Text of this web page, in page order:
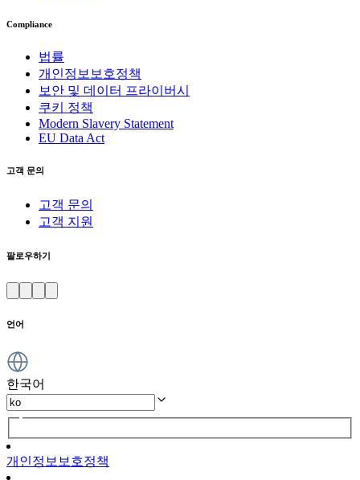
Compliance
법률
개인정보보호정책
보안 및 데이터 프라이버시
쿠키 정책
Modern Slavery Statement
EU Data Act
고객 문의
고객 문의
고객 지원
팔로우하기
언어
한국어
개인정보보호정책